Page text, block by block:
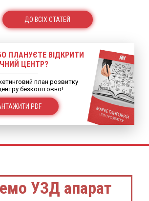
ДО ВСІХ СТАТЕЙ
ПЛАНУЄТЕ ВІДКРИТИ
ЦЕНТР?
план розвитку
безкоштовно!
PDF
УЗД апарат